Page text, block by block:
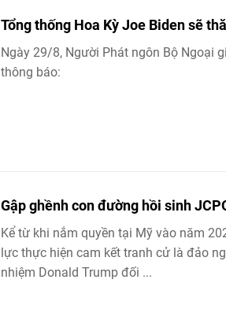
Tổng thống Hoa Kỳ Joe Biden sẽ
Ngày 29/8, Người Phát ngôn Bộ Ngoại
thông báo:
Gập ghềnh con đường hồi sinh
Kể từ khi nắm quyền tại Mỹ vào năm
lực thực hiện cam kết tranh cử là đảo
nhiệm Donald Trump đối ...